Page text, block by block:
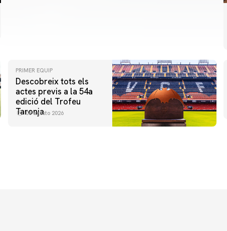
PRIMER EQUIP
Descobreix tots els
actes previs a la 54a
edició del Trofeu
Taronja
06 agosto 2026